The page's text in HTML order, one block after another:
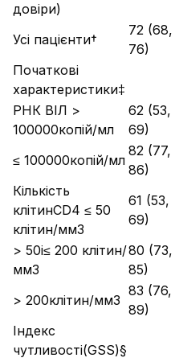
довіри)
Усі пацієнти†
72 (68,
76)
Початкові
характеристики‡
РНК ВІЛ >
100000копій/мл
62 (53,
69)
≤ 100000копій/мл
82 (77,
86)
Кількість
клітинCD4 ≤ 50
клітин/мм3
61 (53,
69)
> 50і≤ 200 клітин/
мм3
80 (73,
85)
> 200клітин/мм3
83 (76,
89)
Індекс
чутливості(GSS)§